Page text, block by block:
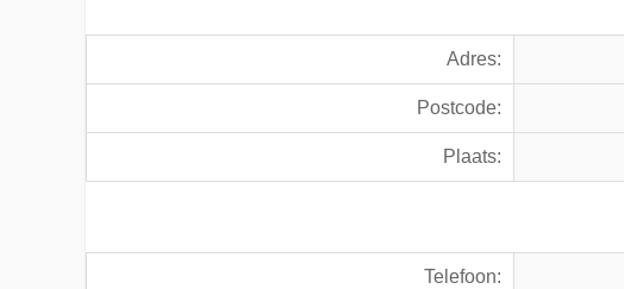
Adres:
Postcode:
Plaats:
Telefoon: